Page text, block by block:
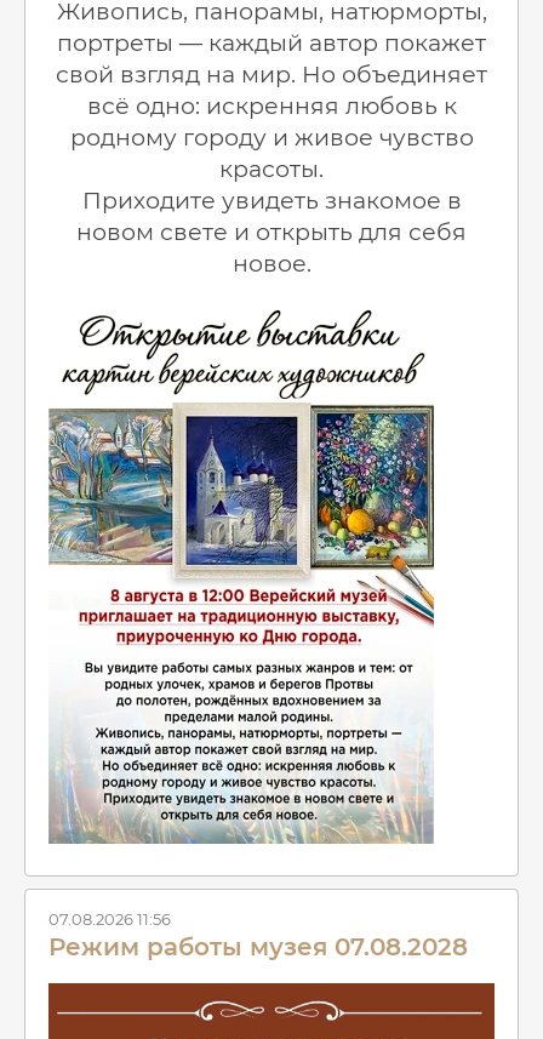
Живопись, панорамы, натюрморты,
портреты — каждый автор покажет
свой взгляд на мир. Но объединяет
всё одно: искренняя любовь к
родному городу и живое чувство
красоты.
Приходите увидеть знакомое в
новом свете и открыть для себя
новое.
07.08.2026 11:56
Режим работы музея 07.08.2028